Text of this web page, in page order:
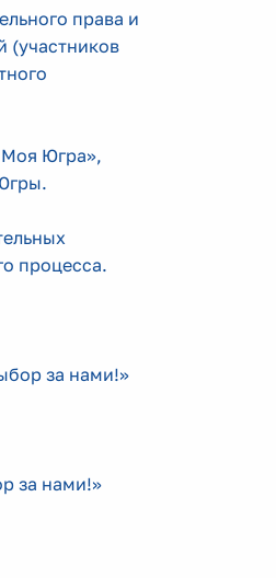
права и
(участников
Югра»,
процесса.
за нами!»
за нами!»